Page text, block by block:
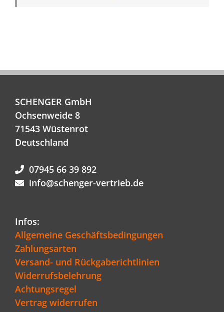
SCHENGER GmbH
Ochsenweide 8
71543 Wüstenrot
Deutschland
07945 66 39 892
info@schenger-vertrieb.de
Infos:
Allgemeine Geschäftsbedingungen
Zahlungsarten
Versand- und Rückgaberichtlinien
Widerrufsbelehrung
Achtungsregel
Vertrag widerrufen